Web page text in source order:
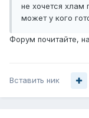
не хочется хлам
может у кого
Форум почитайте,
Вставить ник